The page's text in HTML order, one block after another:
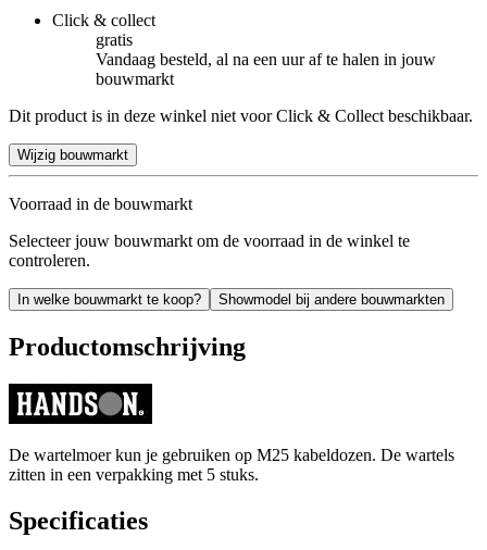
Click & collect
gratis
Vandaag besteld, al na een uur af te halen in jouw
bouwmarkt
Dit product is in deze winkel niet voor Click & Collect beschikbaar.
Wijzig bouwmarkt
Voorraad in de bouwmarkt
Selecteer jouw bouwmarkt om de voorraad in de winkel te
controleren.
In welke bouwmarkt te koop? Showmodel bij andere bouwmarkten
Productomschrijving
De wartelmoer kun je gebruiken op M25 kabeldozen. De wartels
zitten in een verpakking met 5 stuks.
Specificaties